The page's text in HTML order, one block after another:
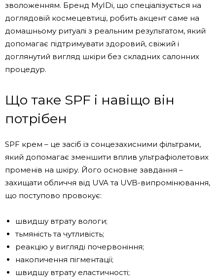
зволоженням. Бренд MyIDi, що спеціалізується на
доглядовій космецевтиці, робить акцент саме на
домашньому ритуалі з реальним результатом, який
допомагає підтримувати здоровий, свіжий і
доглянутий вигляд шкіри без складних салонних
процедур.
Що таке SPF і навіщо він
потрібен
SPF крем – це засіб із сонцезахисними фільтрами,
який допомагає зменшити вплив ультрафіолетових
променів на шкіру. Його основне завдання –
захищати обличчя від UVA та UVB-випромінювання,
що поступово провокує:
швидшу втрату вологи;
тьмяність та чутливість;
реакцію у вигляді почервоніння;
накопичення пігментації;
швидшу втрату еластичності;